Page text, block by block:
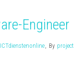
Engineer
ICTdienstenonline, By project